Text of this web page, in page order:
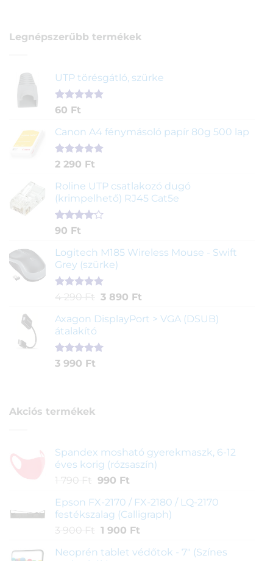
Legnépszerűbb termékek
UTP törésgátló, szürke
Értékelés
ből,
1
értékelés
alapján
60 Ft
Canon A4 fénymásoló papír 80g 500 lap
Értékelés
ből,
2
értékelés
alapján
2 290 Ft
Roline UTP csatlakozó dugó
(krimpelhető) RJ45 Cat5e
Értékelés
5-ből,
2
értékelés
alapján
90 Ft
Logitech M185 Wireless Mouse - Swift
Grey (szürke)
Értékelés
ből,
1
értékelés
alapján
4 290 Ft Original
was:
290 Ft.
3 890 FtCurrent
is:
Axagon DisplayPort > VGA (DSUB)
átalakító
Értékelés
1
3 990 Ft
Akciós termékek
Spandex mosható gyerekmaszk, 6-12
éves korig (rózsaszín)
1 790 Ft Original
was:
1
790 Ft.
990 FtCurrent
is:
990 Ft.
Epson FX-2170 / FX-2180 / LQ-2170
festékszalag (Calligraph)
3 900 Ft Original
was:
1 900 FtCurrent
is:
Neoprén tablet védőtok - 7" (Színes